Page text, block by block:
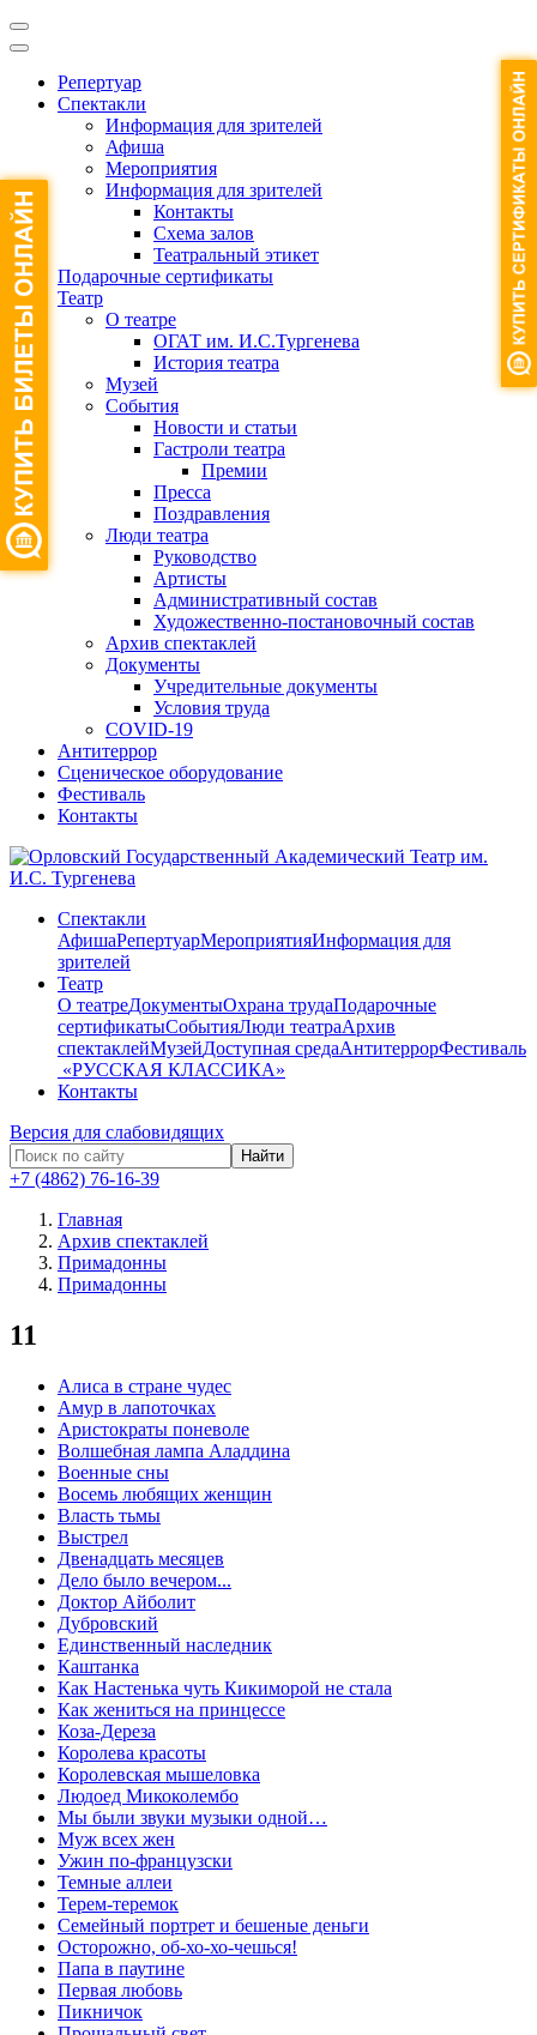
Репертуар
Спектакли
Информация для зрителей
Афиша
Мероприятия
Информация для зрителей
Контакты
Схема залов
Театральный этикет
Подарочные сертификаты
Театр
О театре
ОГАТ им. И.С.Тургенева
История театра
Музей
События
Новости и статьи
Гастроли театра
Премии
Пресса
Поздравления
Люди театра
Руководство
Артисты
Административный состав
Художественно-постановочный состав
Архив спектаклей
Документы
Учредительные документы
Условия труда
COVID-19
Антитеррор
Сценическое оборудование
Фестиваль
Контакты
Спектакли
АфишаРепертуарМероприятияИнформация для
зрителей
Театр
О театреДокументыОхрана трудаПодарочные
сертификатыСобытияЛюди театраАрхив
спектаклейМузейДоступная средаАнтитеррорФестиваль
​ «РУССКАЯ КЛАССИКА»
Контакты
Версия для слабовидящих
Найти
+7 (4862) 76-16-39
Главная
Архив спектаклей
Примадонны
Примадонны
11
Алиса в стране чудес
Амур в лапоточках
Аристократы поневоле
Волшебная лампа Аладдина
Военные сны
Восемь любящих женщин
Власть тьмы
Выстрел
Двенадцать месяцев
Дело было вечером...
Доктор Айболит
Дубровский
Единственный наследник
Каштанка
Как Настенька чуть Кикиморой не стала
Как жениться на принцессе
Коза-Дереза
Королева красоты
Королевская мышеловка
Людоед Микоколембо
Мы были звуки музыки одной…
Муж всех жен
Ужин по-французски
Темные аллеи
Терем-теремок
Семейный портрет и бешеные деньги
Осторожно, об-хо-хо-чешься!
Папа в паутине
Первая любовь
Пикничок